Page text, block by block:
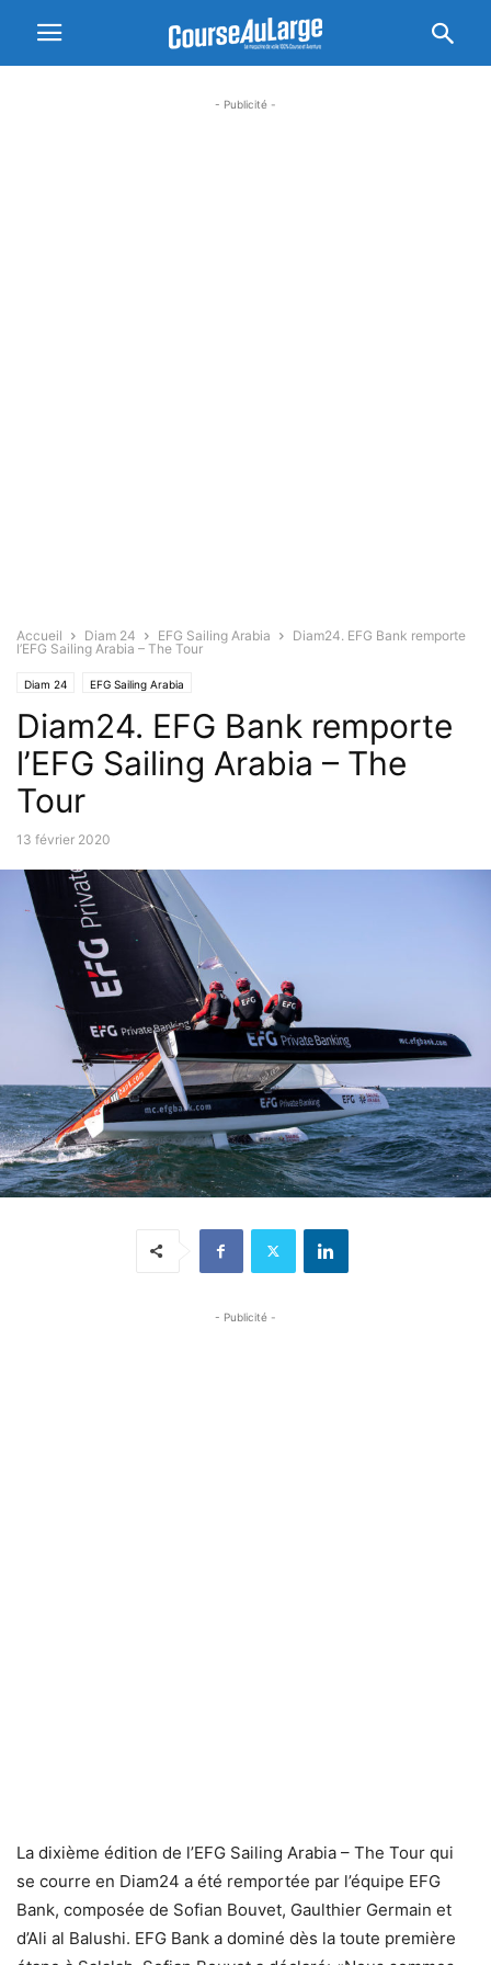
- Publicité -
Accueil Diam 24 EFG Sailing Arabia
Diam24. EFG Bank remporte
l’EFG Sailing Arabia – The Tour
Diam 24 EFG Sailing Arabia
Diam24. EFG Bank remporte
l’EFG Sailing Arabia – The
Tour
13 février 2020
- Publicité -
La dixième édition de l’EFG Sailing Arabia – The Tour qui
se courre en Diam24 a été remportée par l’équipe EFG
Bank, composée de Sofian Bouvet, Gaulthier Germain et
d’Ali al Balushi. EFG Bank a dominé dès la toute première